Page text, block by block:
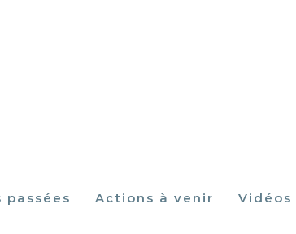
passées Actions à venir Vidéos